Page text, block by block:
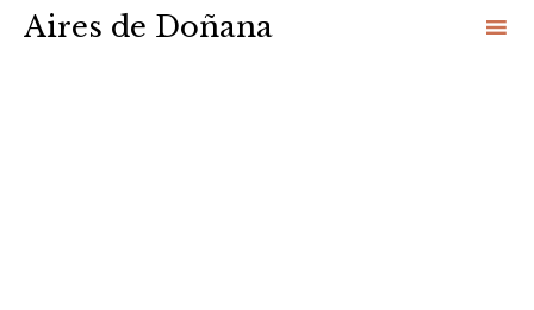
Aires de Doñana